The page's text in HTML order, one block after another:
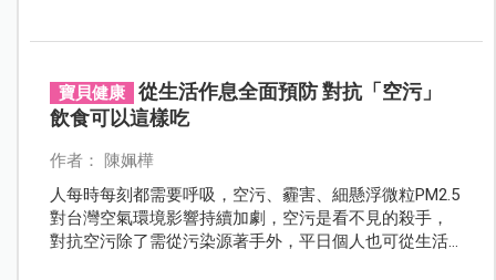
寶貝健康
從生活作息全面預防 對抗「空污」
飲食可以這樣吃
作者： 陳姵樺
人每時每刻都需要呼吸，空污、霾害、細懸浮微粒PM2.5
對台灣空氣環境影響持續加劇，空污是看不見的殺手，
對抗空污除了需從污染源著手外，平日個人也可從生活